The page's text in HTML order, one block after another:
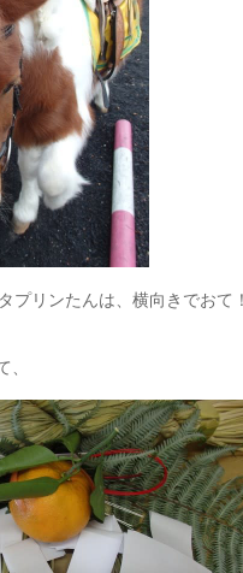
プリンたんは、横向きでおて
、